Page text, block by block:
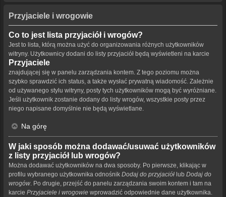
Przyjaciele i wrogowie
Co to jest lista przyjaciół i wrogów?
Jest to lista, którą można użyć do organizowania różnych użytkowników
witryny. Użytkownicy dodani do listy przyjaciół będą wyświetleni na karcie
Przyjaciele
znajdującej się w panelu zarządzania kontem. Z tego poziomu można
szybko sprawdzić ich status, a także wysłać prywatną wiadomość. Zależnie
od używanego stylu witryny, posty tych użytkowników mogą być wyróżniane.
Jeśli użytkownik zostanie dodany do listy wrogów, wszystkie posty przez
niego napisane domyślnie nie będą wyświetlane.
Na górę
W jaki sposób można dodawać/usuwać użytkowników
z listy przyjaciół lub wrogów?
Można dodawać użytkowników na dwa sposoby. Po pierwsze, klikając w
profilu wybranego użytkownika odnośnik Dodaj do przyjaciół lub Dodaj do
wrogów . Po drugie, przejść do panelu zarządzania swoim kontem i tam na
karcie Przyjaciele i wrogowie wprowadzić odpowiednie dane użytkownika.